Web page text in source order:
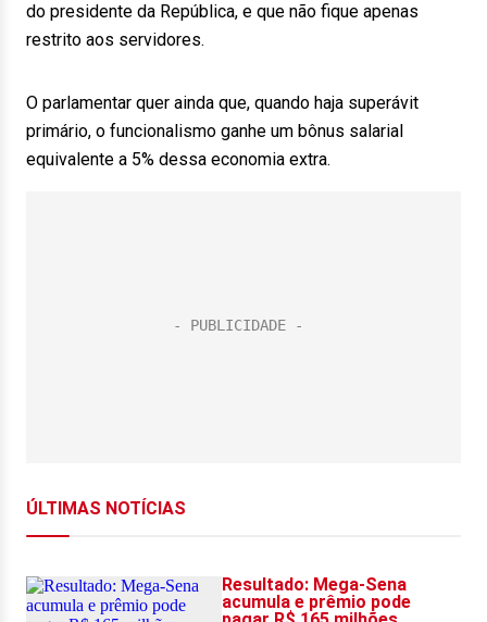
do presidente da República, e que não fique apenas
restrito aos servidores.
O parlamentar quer ainda que, quando haja superávit
primário, o funcionalismo ganhe um bônus salarial
equivalente a 5% dessa economia extra.